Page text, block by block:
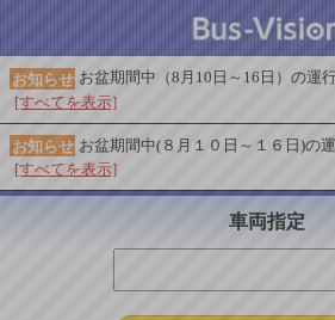
お知らせ お盆期間中（8月10日～16日）の運
[すべてを表示]
お知らせ お盆期間中(８月１０日～１６日)の
[すべてを表示]
車両指定